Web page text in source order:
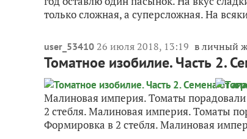
только сложная, а суперсложная. На
user_53410 26 июля 2018, 13:19 в личный
Томатное изобилие. Часть 2.
Малиновая империя. Томаты
2 стебля. Малиновая империя. Томаты
Формировка в 2 стебля. Малиновая